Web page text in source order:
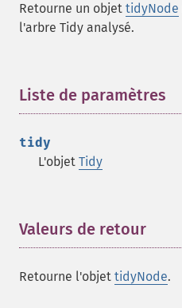
Retourne un objet tidyNode
l'arbre Tidy analysé.
Liste de paramètres
tidy
L'objet Tidy
Valeurs de retour
Retourne l'objet tidyNode.